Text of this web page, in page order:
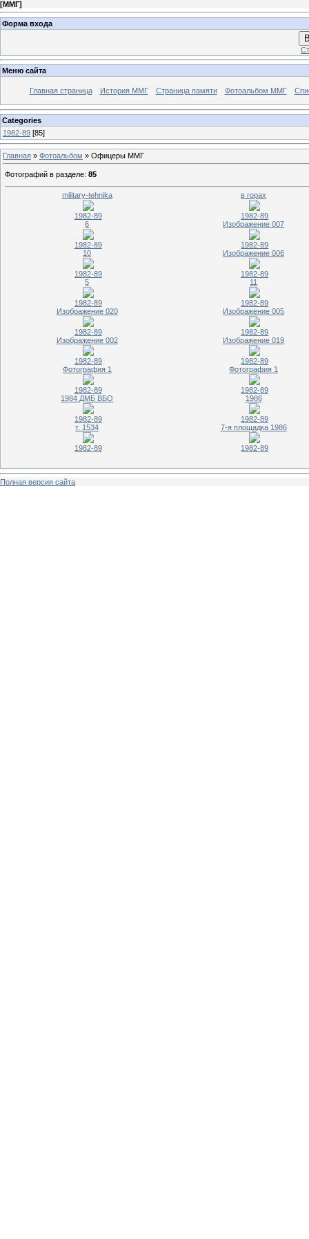
[ММГ]
Форма входа
Меню сайта
Главная страница История ММГ Страница памяти Фотоальбом ММГ
Categories
1982-89 [85]
Главная » Фотоальбом » Офицеры ММГ
Фотографий в разделе: 85
military-tehnika
1982-89
в горах
1982-89
6
1982-89
Изображение 007
1982-89
10
1982-89
Изображение 006
1982-89
5
1982-89
11
1982-89
Изображение 020
1982-89
Изображение 005
1982-89
Изображение 002
1982-89
Изображение 019
1982-89
Фотография 1
1982-89
Фотография 1
1982-89
1984 ДМБ ВБО
1982-89
1986
1982-89
т. 1534
1982-89
7-я площадка 1986
1982-89
Полная версия сайта